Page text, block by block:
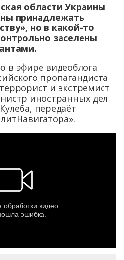
области Украины
принадлежать
но в какой-то
заселены
в эфире видеоблога
пропагандиста
и экстремист
иностранных дел
передаёт